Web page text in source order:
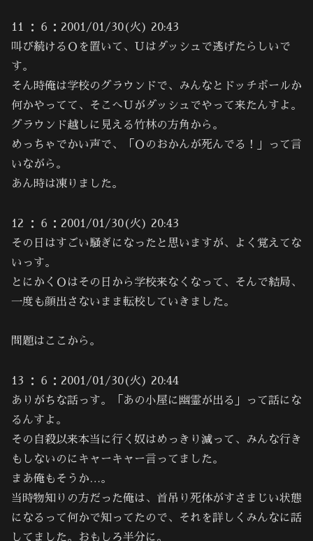
11 ：６：2001/01/30(火) 20:43
叫び続けるＯを置いて、Ｕはダッシュで逃げたらしいで
す。
そん時俺は学校のグラウンドで、みんなとドッチボールか
何かやってて、そこへＵがダッシュでやって来たんすよ。
グラウンド越しに見える竹林の方角から。
めっちゃでかい声で、「Ｏのおかんが死んでる！」って言
いながら。
あん時は凍りました。
12 ：６：2001/01/30(火) 20:43
その日はすごい騒ぎになったと思いますが、よく覚えてな
いっす。
とにかくＯはその日から学校来なくなって、そんで結局、
一度も顔出さないまま転校していきました。
問題はここから。
13 ：６：2001/01/30(火) 20:44
ありがちな話っす。「あの小屋に幽霊が出る」って話にな
るんすよ。
その自殺以来本当に行く奴はめっきり減って、みんな行き
もしないのにキャーキャー言ってました。
まあ俺もそうか…。
当時物知りの方だった俺は、首吊り死体がすさまじい状態
になるって何かで知ってたので、それを詳しくみんなに話
してました。おもしろ半分に。